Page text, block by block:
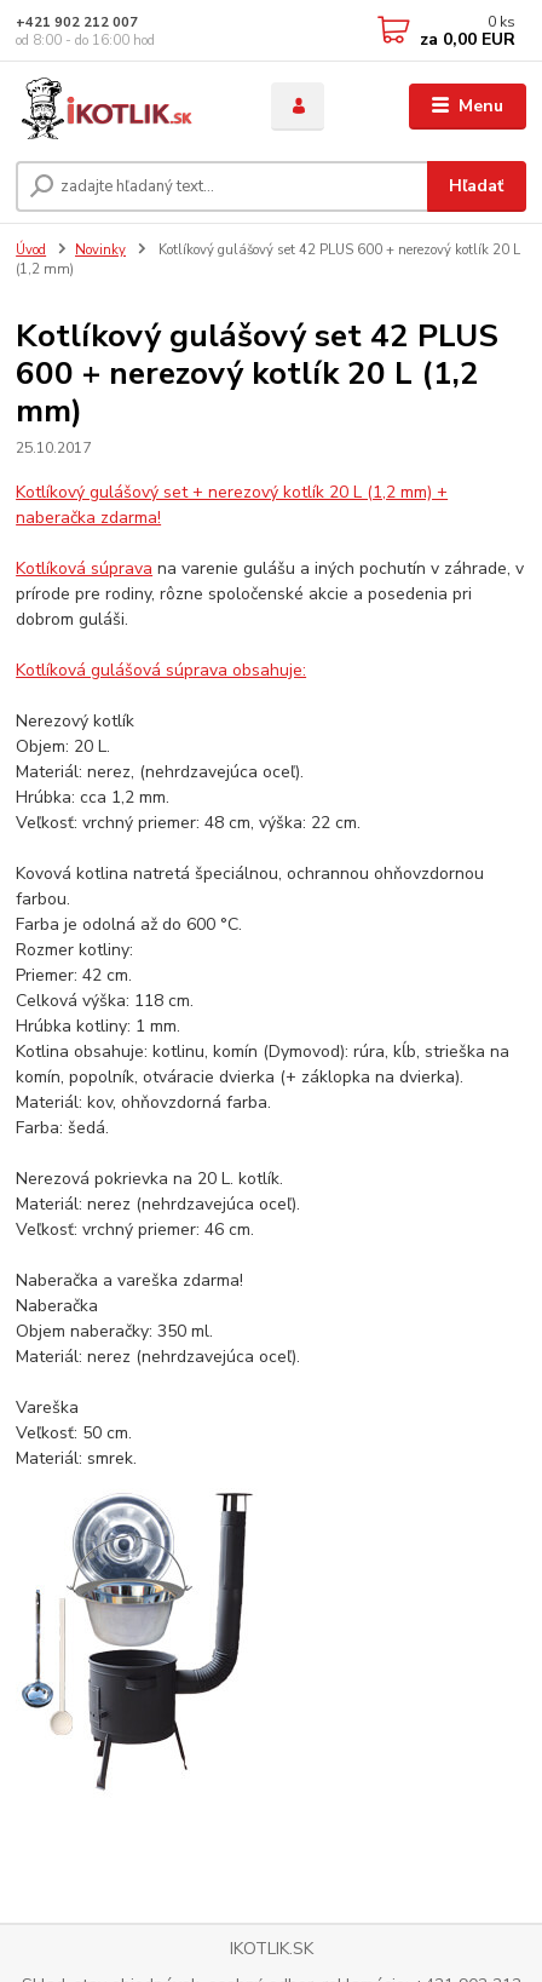
Menu
Hľadať
+421 902 212 007
od 8:00 - do 16:00 hod
0 ks
za 0,00 EUR
Úvod Novinky
Kotlíkový gulášový set 42 PLUS 600 + nerezový kotlík 20 L
(1,2 mm)
Kotlíkový gulášový set 42 PLUS
600 + nerezový kotlík 20 L (1,2
mm)
25.10.2017
Kotlíkový gulášový set + nerezový kotlík 20 L (1,2 mm) +
naberačka zdarma!
Kotlíková súprava na varenie gulášu a iných pochutín v záhrade, v
prírode pre rodiny, rôzne spoločenské akcie a posedenia pri
dobrom guláši.
Kotlíková gulášová súprava obsahuje:
Nerezový kotlík
Objem: 20 L.
Materiál: nerez, (nehrdzavejúca oceľ).
Hrúbka: cca 1,2 mm.
Veľkosť: vrchný priemer: 48 cm, výška: 22 cm.
Kovová kotlina natretá špeciálnou, ochrannou ohňovzdornou
farbou.
Farba je odolná až do 600 °C.
Rozmer kotliny:
Priemer: 42 cm.
Celková výška: 118 cm.
Hrúbka kotliny: 1 mm.
Kotlina obsahuje: kotlinu, komín (Dymovod): rúra, kĺb, strieška na
komín, popolník, otváracie dvierka (+ záklopka na dvierka).
Materiál: kov, ohňovzdorná farba.
Farba: šedá.
Nerezová pokrievka na 20 L. kotlík.
Materiál: nerez (nehrdzavejúca oceľ).
Veľkosť: vrchný priemer: 46 cm.
Naberačka a vareška zdarma!
Naberačka
Objem naberačky: 350 ml.
Materiál: nerez (nehrdzavejúca oceľ).
Vareška
Veľkosť: 50 cm.
Materiál: smrek.
IKOTLIK.SK